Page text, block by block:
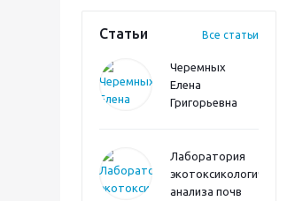
Статьи Все статьи
Черемных
Елена
Григорьевна
Лаборатория
экотоксикологического
анализа почв